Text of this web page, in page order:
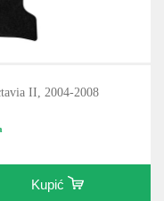
II, 2004-2008
Kupić